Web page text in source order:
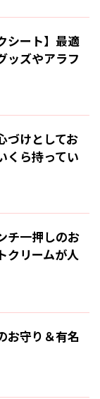
シート】最適
ッズやアラフ
づけとしてお
くら持ってい
チ一押しのお
クリームが人
お守り＆有名